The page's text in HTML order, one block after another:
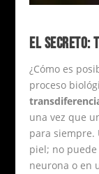
EL SECRETO:
¿Cómo es
proceso
una vez que
para siempre.
piel; no
neurona o en